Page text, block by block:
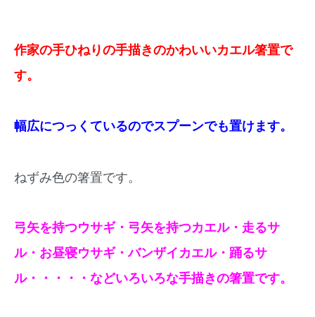
作家の手ひねりの手描きのかわいいカエル箸置で
す。
幅広につっくているのでスプーンでも置けます。
ねずみ色の箸置です。
弓矢を持つウサギ・弓矢を持つカエル・走るサ
ル・お昼寝ウサギ・バンザイカエル・踊るサ
ル・・・・・などいろいろな手描きの箸置です。